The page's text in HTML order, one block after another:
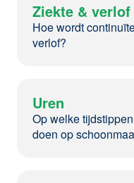
Ziekte & verlof
Hoe wordt
verlof?
Uren
Op welke
doen op